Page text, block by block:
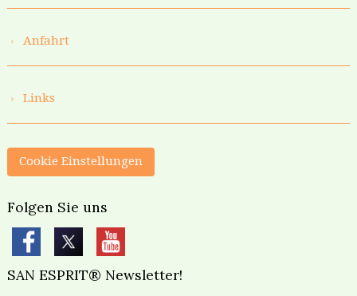
Anfahrt
Links
Cookie Einstellungen
Folgen Sie uns
SAN ESPRIT® Newsletter!